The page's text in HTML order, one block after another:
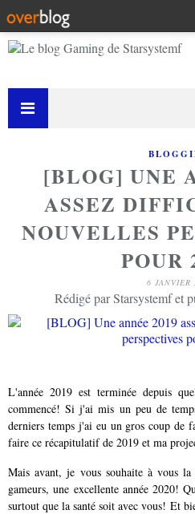
[BLOG] UNE
ASSEZ
NOUVELLES
POUR
6 JANVIER
Rédigé par Starsystemf et
L'année 2019 est terminée depuis
commencé! Si j'ai mis un peu de
derniers temps j'ai eu un gros coup de
faire ce récapitulatif de 2019 et ma
Mais avant, je vous souhaite à vous la
gameurs, une excellente année 2020!
surtout que la santé soit avec vous! Et